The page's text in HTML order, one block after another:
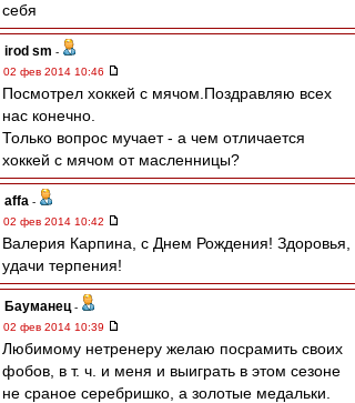
себя
irod sm -
02 фев 2014 10:46
Посмотрел хоккей с мячом.Поздравляю всех
нас конечно.
Только вопрос мучает - а чем отличается
хоккей с мячом от масленницы?
affa -
02 фев 2014 10:42
Валерия Карпина, с Днем Рождения! Здоровья,
удачи терпения!
Бауманец -
02 фев 2014 10:39
Любимому нетренеру желаю посрамить своих
фобов, в т. ч. и меня и выиграть в этом сезоне
не сраное серебришко, а золотые медальки.